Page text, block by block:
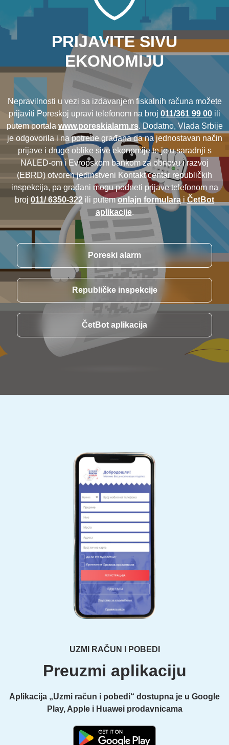
PRIJAVITE SIVU
EKONOMIJU
Nepravilnosti u vezi sa izdavanjem fiskalnih računa možete
prijaviti Poreskoj upravi telefonom na broj 011/361 99 00 ili
putem portala www.poreskialarm.rs. Dodatno, Vlada Srbije
je odgovorila i na potrebe građana da na jednostavan način
prijave i druge oblike sive ekonomije te je u saradnji s
NALED-om i Evropskom bankom za obnovu i razvoj
(EBRD) otvoren jedinstveni Kontakt centar republičkih
inspekcija, pa građani mogu podneti prijave telefonom na
broj 011/ 6350-322 ili putemonlajn formulara i ČetBot
aplikacije.
Poreski alarm
Republičke inspekcije
ČetBot aplikacija
UZMI RAČUN I POBEDI
Preuzmi aplikaciju
Aplikacija „Uzmi račun i pobedi“ dostupna je u Google
Play, Apple i Huawei prodavnicama